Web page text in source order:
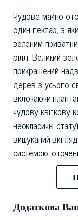
Чудове майно
один гектар, з
зеленим
ріллі. Великий
прикрашений
дерев з усього
включаючи
чудову квіткову
неокласичні
вишуканий
системою,
стилі, і
для відпочинку в
прикрашений
зонами
Додаткова